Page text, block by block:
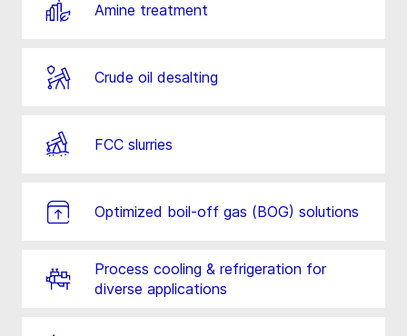
Amine treatment
Crude oil desalting
FCC slurries
Optimized boil-off gas (BOG) solutions
Process cooling & refrigeration for
diverse applications